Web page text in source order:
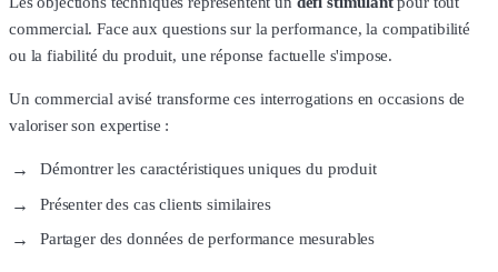
commercial. Face aux questions sur la performance, la compatibilité
ou la fiabilité du produit, une réponse factuelle s'impose.
Un commercial avisé transforme ces interrogations en occasions de
valoriser son expertise :
Démontrer les caractéristiques uniques du produit
Présenter des cas clients similaires
Partager des données de performance mesurables